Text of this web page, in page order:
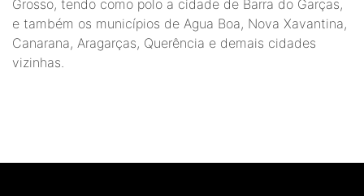
Grosso, tendo como polo a cidade de Barra do Garças,
e também os municípios de Agua Boa, Nova Xavantina,
Canarana, Aragarças, Querência e demais cidades
vizinhas.